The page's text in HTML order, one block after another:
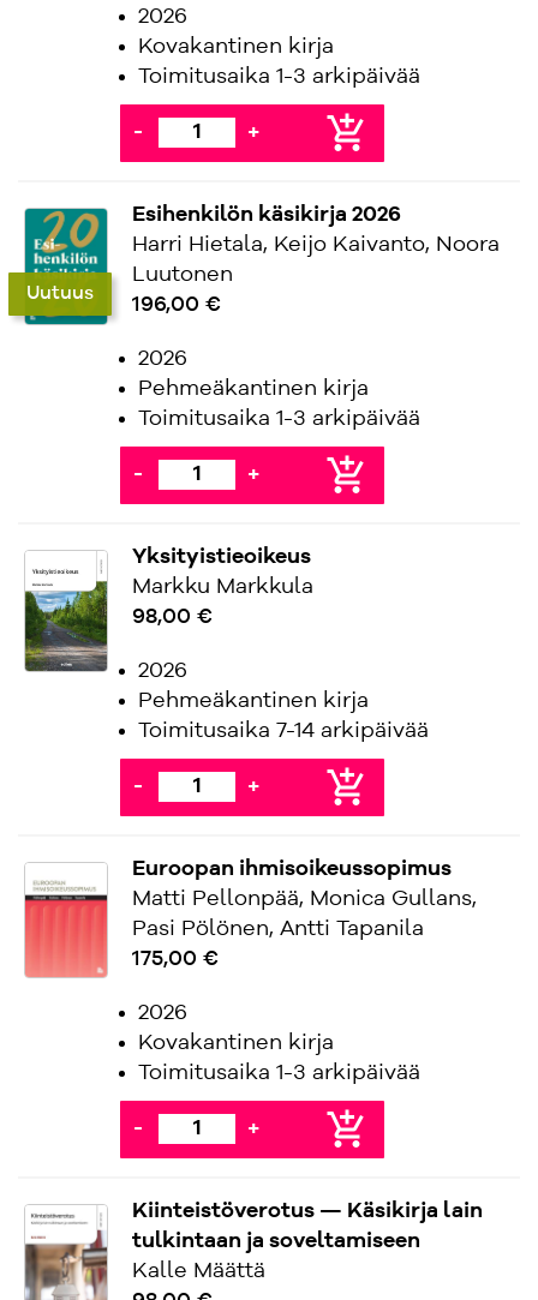
2026
Kovakantinen kirja
Toimitusaika 1-3 arkipäivää
- + add_shopping_cart
Uutuus
Esihenkilön käsikirja 2026
Harri Hietala, Keijo Kaivanto, Noora
Luutonen
196,00 €
2026
Pehmeäkantinen kirja
Toimitusaika 1-3 arkipäivää
- + add_shopping_cart
Yksityistieoikeus
Markku Markkula
98,00 €
2026
Pehmeäkantinen kirja
Toimitusaika 7-14 arkipäivää
- + add_shopping_cart
Euroopan ihmisoikeussopimus
Matti Pellonpää, Monica Gullans,
Pasi Pölönen, Antti Tapanila
175,00 €
2026
Kovakantinen kirja
Toimitusaika 1-3 arkipäivää
- + add_shopping_cart
Kiinteistöverotus — Käsikirja lain
tulkintaan ja soveltamiseen
Kalle Määttä